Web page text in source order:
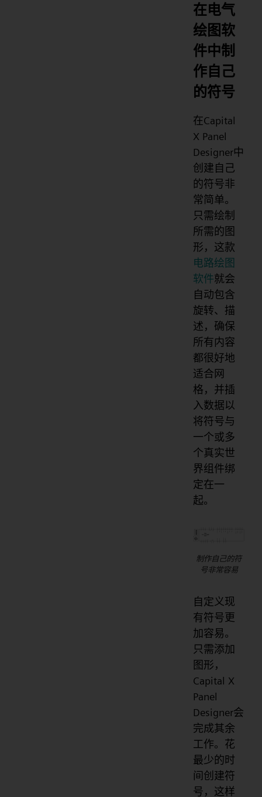
在电气
绘图软
件中制
作自己
的符号
在Capital
X Panel
Designer中
创建自己
的符号非
常简单。
只需绘制
所需的图
形，这款
电路绘图
软件就会
自动包含
旋转、描
述，确保
所有内容
都很好地
适合网
格，并插
入数据以
将符号与
一个或多
个真实世
界组件绑
定在一
起。
制作自己的符
号非常容易
自定义现
有符号更
加容易。
只需添加
图形，
Capital X
Panel
Designer会
完成其余
工作。花
最少的时
间创建符
号，这样